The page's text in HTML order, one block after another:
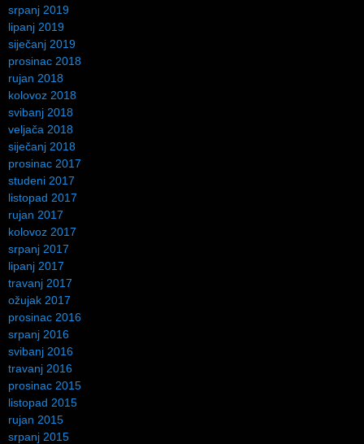
srpanj 2019
lipanj 2019
siječanj 2019
prosinac 2018
rujan 2018
kolovoz 2018
svibanj 2018
veljača 2018
siječanj 2018
prosinac 2017
studeni 2017
listopad 2017
rujan 2017
kolovoz 2017
srpanj 2017
lipanj 2017
travanj 2017
ožujak 2017
prosinac 2016
srpanj 2016
svibanj 2016
travanj 2016
prosinac 2015
listopad 2015
rujan 2015
srpanj 2015